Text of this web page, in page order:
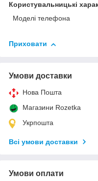
Користувальницькі
Моделі телефона
Приховати
Умови доставки
Нова Пошта
Магазини Rozetka
Укрпошта
Всі умови доставки
Умови оплати